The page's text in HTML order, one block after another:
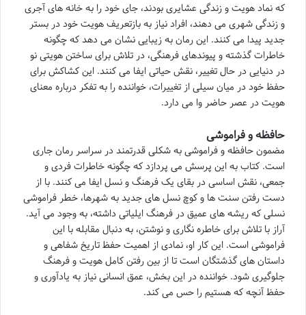
که نماد هویت و زندگی عشایری بودند، جای خود را به خانه های آجری
و زندگی شهری می دهند، افراد نیاز به بازتعریف هویت خود در بستر
جدید پیدا می کنند. این رمان به زیبایی نشان می دهد که چگونه
خاطرات گذشته و پیوندهای فرهنگی، در تلاش برای ساختن هویتی نو
در دنیایی در حال تغییر، نقش حیاتی ایفا می کنند. این کشاکش برای
حفظ خود در میان سیلی از تغییرات، خواننده را به تفکر درباره معنای
هویت در عصر حاضر وا می دارد.
حافظه و فراموشی
مضمون حافظه و فراموشی به شکلی قدرتمند در سراسر رمان جاری
است. کتاب به این پرسش می پردازد که چگونه خاطرات فردی و
جمعی، نقش اساسی در بقای یک فرهنگ و نسل ایفا می کنند. با از
دست رفتن سنت ها و کوچ نسل های جدید به شهرها، خطر فراموشی
نسلی که ریشه های عمیق در فرهنگ ایلیاتی داشته، به وجود می آید.
آراز با تلاش برای خاطره نگاری و نوشتن، به دنبال مقابله با این
فراموشی است. این کار او، نمادی از اهمیت حفظ تاریخ شفاهی و
داستان های گذشتگان است تا از بین رفتن کامل هویت و فرهنگ
جلوگیری شود. خواننده در این بخش، عمق انسانی نیاز به یادآوری و
حفظ آنچه که هستیم را حس می کند.